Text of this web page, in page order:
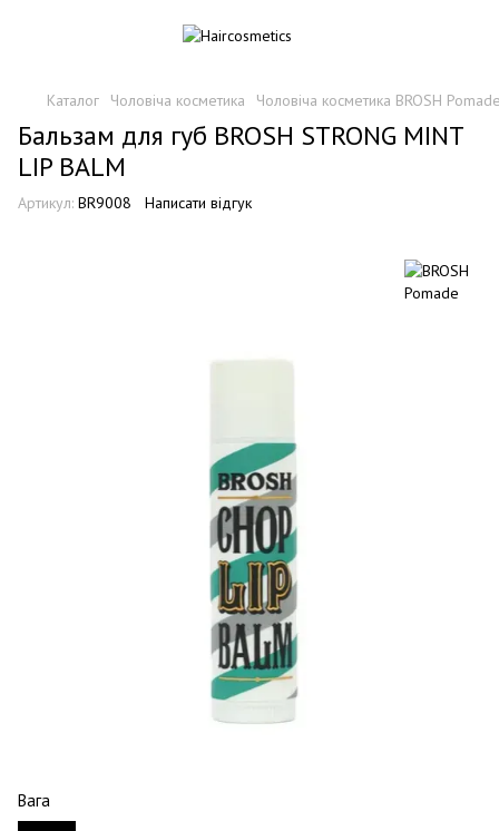
Каталог Чоловіча косметика Чоловіча косметика BROSH
Бальзам для губ BROSH STRONG MINT
LIP BALM
Артикул: BR9008 Написати відгук
Вага